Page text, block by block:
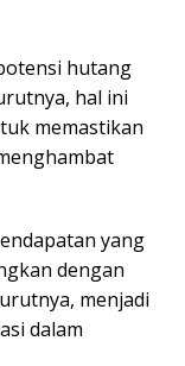
hutang
hal ini
memastikan
yang
dengan
menjadi
dalam